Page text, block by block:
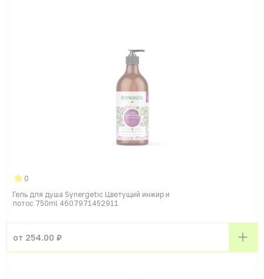
0
Гель для душа Synergetic Цветущий инжир и
лотос 750ml 4607971452911
от 254.00 ₽